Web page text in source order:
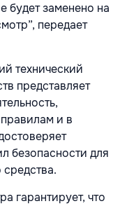
будет заменено на
передает
технический
представляет
и в
безопасности для
средства.
гарантирует, что